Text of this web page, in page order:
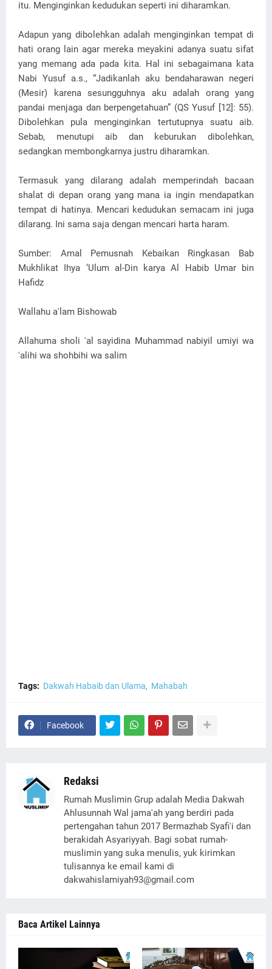
itu. Menginginkan kedudukan seperti ini diharamkan.
Adapun yang dibolehkan adalah menginginkan tempat di
hati orang lain agar mereka meyakini adanya suatu sifat
yang memang ada pada kita. Hal ini sebagaimana kata
Nabi Yusuf a.s., “Jadikanlah aku bendaharawan negeri
(Mesir) karena sesungguhnya aku adalah orang yang
pandai menjaga dan berpengetahuan” (QS Yusuf [12]: 55).
Dibolehkan pula menginginkan tertutupnya suatu aib.
Sebab, menutupi aib dan keburukan dibolehkan,
sedangkan membongkarnya justru diharamkan.
Termasuk yang dilarang adalah memperindah bacaan
shalat di depan orang yang mana ia ingin mendapatkan
tempat di hatinya. Mencari kedudukan semacam ini juga
dilarang. Ini sama saja dengan mencari harta haram.
Sumber: Amal Pemusnah Kebaikan Ringkasan Bab
Mukhlikat Ihya ‘Ulum al-Din karya Al Habib Umar bin
Hafidz
Wallahu a'lam Bishowab
Allahuma sholi 'al sayidina Muhammad nabiyil umiyi wa
'alihi wa shohbihi wa salim
Tags: Dakwah Habaib dan Ulama Mahabah
Facebook
Redaksi
Rumah Muslimin Grup adalah Media Dakwah
Ahlusunnah Wal jama'ah yang berdiri pada
pertengahan tahun 2017 Bermazhab Syafi'i dan
berakidah Asyariyyah. Bagi sobat rumah-
muslimin yang suka menulis, yuk kirimkan
tulisannya ke email kami di
dakwahislamiyah93@gmail.com
Baca Artikel Lainnya